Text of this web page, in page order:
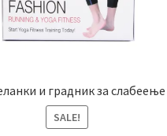
и градник за слабеење
SALE!